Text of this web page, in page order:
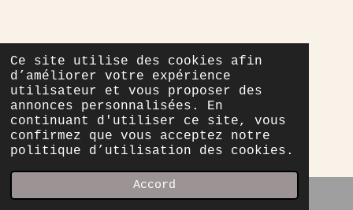
Ce site utilise des cookies afin
d’améliorer votre expérience
utilisateur et vous proposer des
annonces personnalisées. En
continuant d'utiliser ce site, vous
confirmez que vous acceptez notre
politique d’utilisation des cookies.
Accord